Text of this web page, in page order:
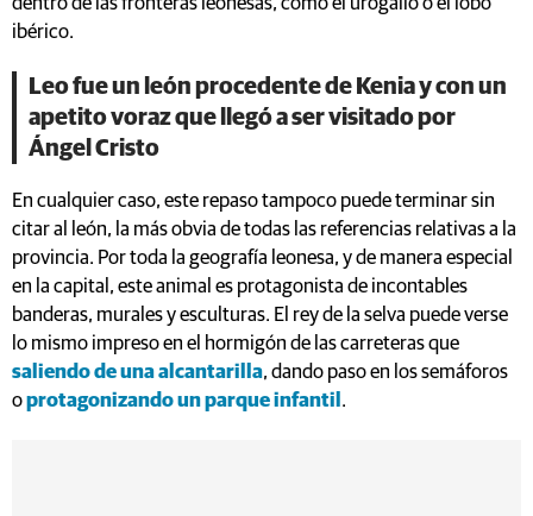
ibérico.
Leo fue un león procedente de Kenia y con un
apetito voraz que llegó a ser visitado por
Ángel Cristo
En cualquier caso, este repaso tampoco puede terminar sin
citar al león, la más obvia de todas las referencias relativas a la
provincia. Por toda la geografía leonesa, y de manera especial
en la capital, este animal es protagonista de incontables
banderas, murales y esculturas. El rey de la selva puede verse
lo mismo impreso en el hormigón de las carreteras que
saliendo de una alcantarilla, dando paso en los semáforos
oprotagonizando un parque infantil .